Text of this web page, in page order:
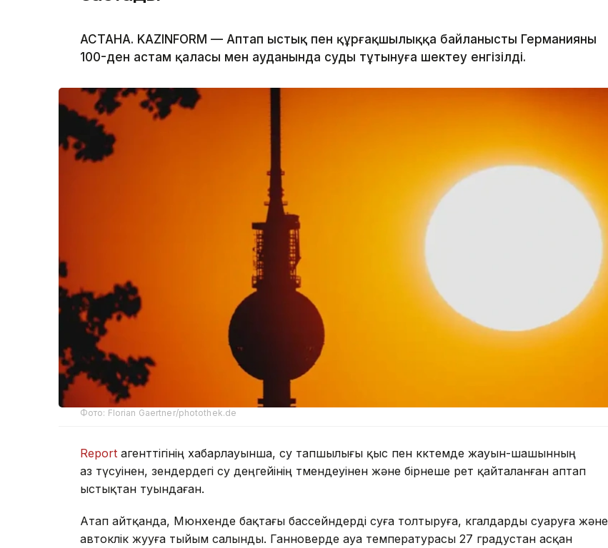
АСТАНА. KAZINFORM — Аптап ыстық пен құрғақшылыққа байланысты Германияның
100-ден астам қаласы мен ауданында суды тұтынуға шектеу енгізілді.
Фото: Florian Gaertner/photothek.de
Report агенттігінің хабарлауынша, су тапшылығы қыс пен көктемде жауын-шашынның
аз түсуінен, өзендердегі су деңгейінің төмендеуінен және бірнеше рет қайталанған аптап
ыстықтан туындаған.
Атап айтқанда, Мюнхенде бақтағы бассейндерді суға толтыруға, көгалдарды суаруға және
автокөлік жууға тыйым салынды. Ганноверде ауа температурасы 27 градустан асқан